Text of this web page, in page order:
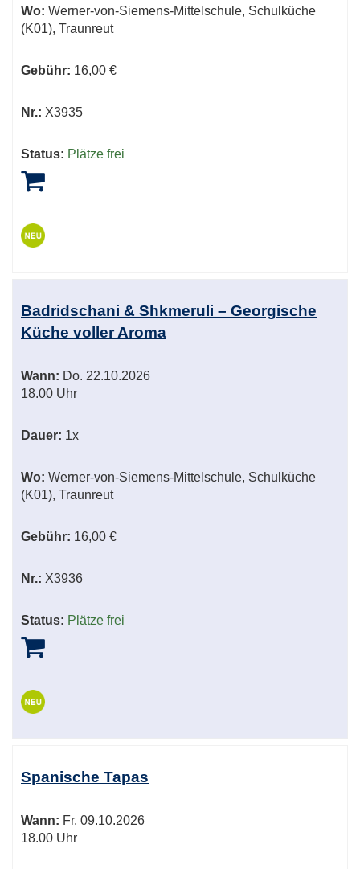
Wo: Werner-von-Siemens-Mittelschule, Schulküche
(K01), Traunreut
Gebühr: 16,00 €
Nr.: X3935
Status: Plätze frei
Badridschani & Shkmeruli – Georgische
Küche voller Aroma
Wann: Do. 22.10.2026
18.00 Uhr
Dauer: 1x
Wo: Werner-von-Siemens-Mittelschule, Schulküche
(K01), Traunreut
Gebühr: 16,00 €
Nr.: X3936
Status: Plätze frei
Spanische Tapas
Wann: Fr. 09.10.2026
18.00 Uhr